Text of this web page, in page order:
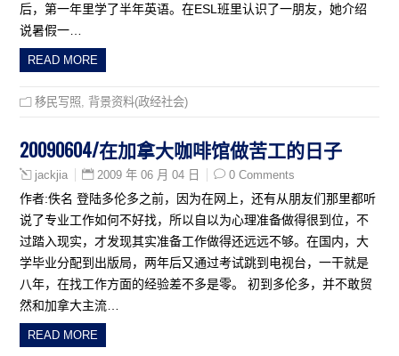
后，第一年里学了半年英语。在ESL班里认识了一朋友，她介绍
说暑假一…
READ MORE
移民写照 背景资料(政经社会)
20090604/在加拿大咖啡馆做苦工的日子
jackjia 2009 年 06 月 04 日 0 Comments
作者:佚名 登陆多伦多之前，因为在网上，还有从朋友们那里都听
说了专业工作如何不好找，所以自以为心理准备做得很到位，不
过踏入现实，才发现其实准备工作做得还远远不够。在国内，大
学毕业分配到出版局，两年后又通过考试跳到电视台，一干就是
八年，在找工作方面的经验差不多是零。 初到多伦多，并不敢贸
然和加拿大主流…
READ MORE